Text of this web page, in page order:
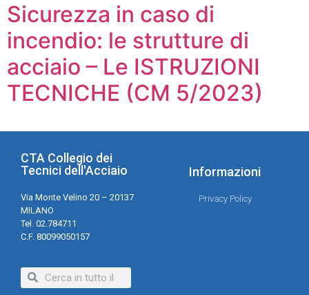
Sicurezza in caso di
incendio: le strutture di
acciaio – Le ISTRUZIONI
TECNICHE (CM 5/2023)
CTA Collegio dei
Tecnici dell'Acciaio
Via Monte Velino 20 – 20137
MILANO
Tel. 02.784711
C.F. 80099050157
Informazioni
Privacy Policy